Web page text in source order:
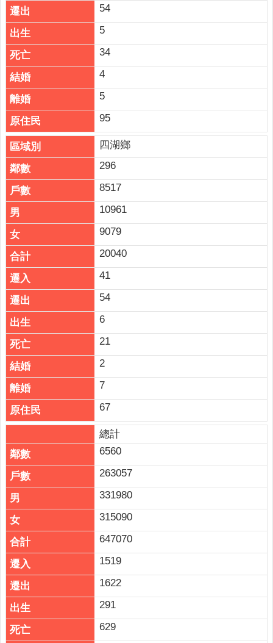
54
5
34
4
5
95
四湖鄉
296
8517
10961
9079
20040
41
54
6
21
2
7
67
總計
6560
263057
331980
315090
647070
1519
1622
291
629